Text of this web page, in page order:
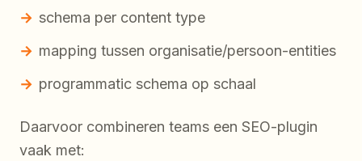
schema per content type
mapping tussen organisatie/persoon-entities
programmatic schema op schaal
Daarvoor combineren teams een SEO-plugin
vaak met: